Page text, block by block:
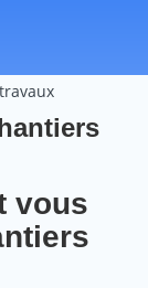
vous